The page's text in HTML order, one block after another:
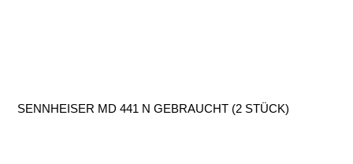
SENNHEISER MD 441 N GEBRAUCHT (2 STÜCK)